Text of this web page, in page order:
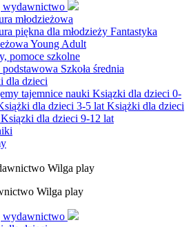
wydawnictwo
młodzieżowa
piękna dla młodzieży Fantastyka
Young Adult
pomoce szkolne
podstawowa Szkoła średnia
dla dzieci
tajemnice nauki Ksiązki dla dzieci 0-
dla dzieci 3-5 lat Książki dla dzieci
Ksiązki dla dzieci 9-12 lat
Wilga play
wydawnictwo